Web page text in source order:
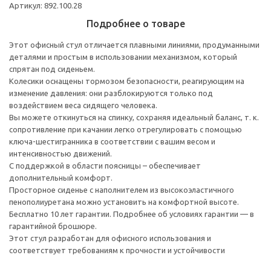
Артикул: 892.100.28
Подробнее о товаре
Этот офисный стул отличается плавными линиями, продуманными
деталями и простым в использовании механизмом, который
спрятан под сиденьем.
Колесики оснащены тормозом безопасности, реагирующим на
изменение давления: они разблокируются только под
воздействием веса сидящего человека.
Вы можете откинуться на спинку, сохраняя идеальный баланс, т. к.
сопротивление при качании легко отрегулировать с помощью
ключа-шестигранника в соответствии с вашим весом и
интенсивностью движений.
С поддержкой в области поясницы – обеспечивает
дополнительный комфорт.
Просторное сиденье с наполнителем из высокоэластичного
пенополиуретана можно установить на комфортной высоте.
Бесплатно 10 лет гарантии. Подробнее об условиях гарантии — в
гарантийной брошюре.
Этот стул разработан для офисного использования и
соответствует требованиям к прочности и устойчивости